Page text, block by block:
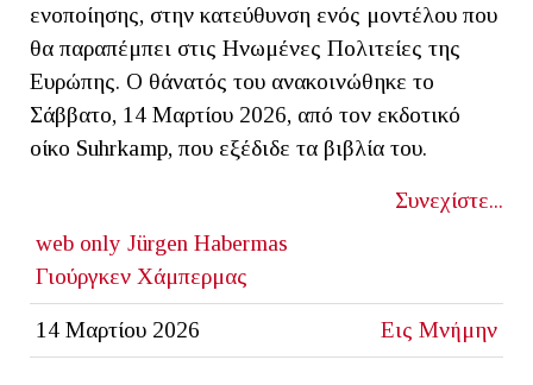
ενοποίησης, στην κατεύθυνση ενός μοντέλου που
θα παραπέμπει στις Ηνωμένες Πολιτείες της
Ευρώπης. Ο θάνατός του ανακοινώθηκε το
Σάββατο, 14 Μαρτίου 2026, από τον εκδοτικό
οίκο Suhrkamp, που εξέδιδε τα βιβλία του.
Συνεχίστε...
web only Jürgen Habermas
Γιούργκεν Χάμπερμας
14 Μαρτίου 2026 Εις Μνήμην